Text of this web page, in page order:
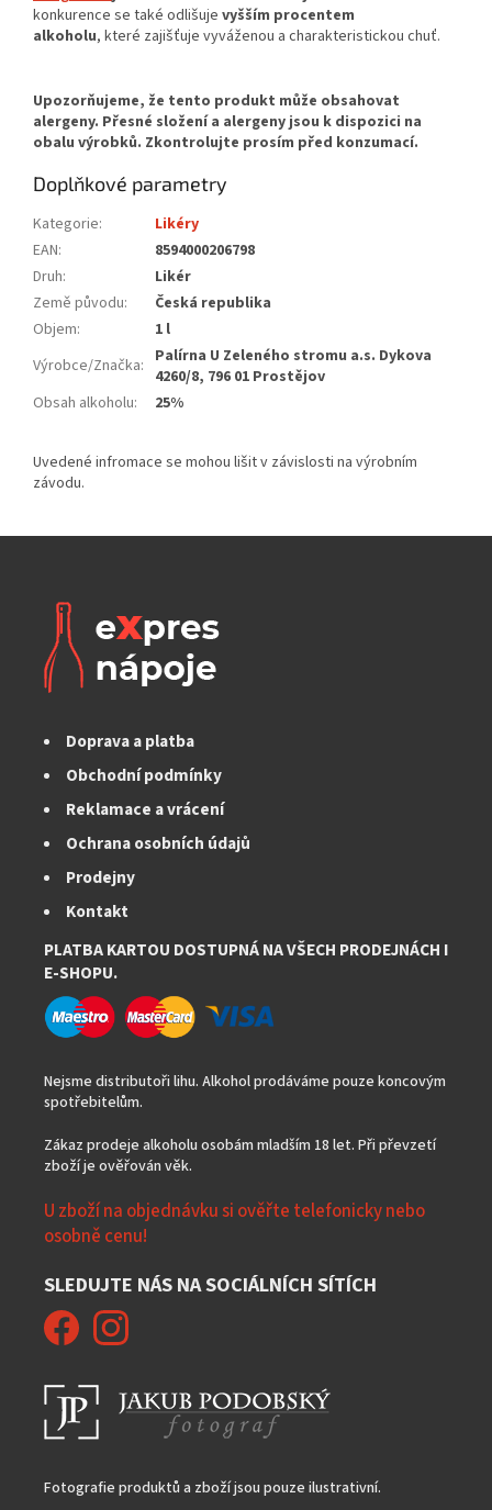
konkurence se také odlišuje vyšším procentem
alkoholu, které zajišťuje vyváženou a charakteristickou chuť.
Doplňkové parametry
Kategorie:
Likéry
EAN:
8594000206798
Druh:
Likér
Země původu:
Česká republika
Objem:
1 l
Výrobce/Značka: Palírna U Zeleného stromu a.s. Dykova
4260/8, 796 01 Prostějov
Obsah alkoholu: 25%
Doprava a platba
Obchodní podmínky
Reklamace a vrácení
Ochrana osobních údajů
Prodejny
Kontakt
PLATBA KARTOU DOSTUPNÁ NA VŠECH PRODEJNÁCH I
E-SHOPU.
Nejsme distributoři lihu. Alkohol prodáváme pouze koncovým
spotřebitelům.
Zákaz prodeje alkoholu osobám mladším 18 let. Při převzetí
zboží je ověřován věk.
U zboží na objednávku si ověřte telefonicky nebo
osobně cenu!
SLEDUJTE NÁS NA SOCIÁLNÍCH SÍTÍCH
Fotografie produktů a zboží jsou pouze ilustrativní.